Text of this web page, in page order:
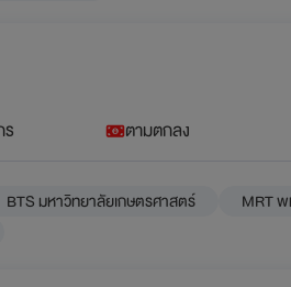
ตามตกลง
BTS มหาวิทยาลัยเกษตรศาสตร์
MRT